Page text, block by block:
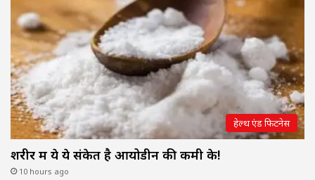
हेल्थ एंड फिटनेस
शरीर में ये ये संकेत है आयोडीन की कमी के!
10 hours ago